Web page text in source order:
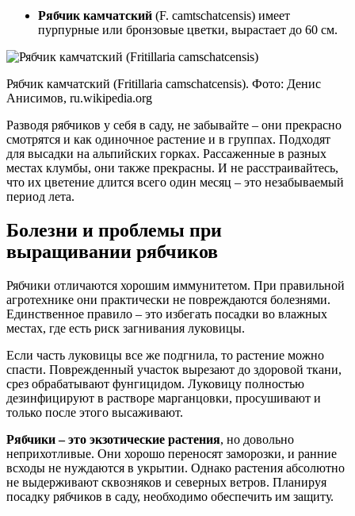
Рябчик камчатский (F. camtschatcensis) имеет
пурпурные или бронзовые цветки, вырастает до 60 см.
Рябчик камчатский (Fritillaria camschatcensis). Фото: Денис
Анисимов, ru.wikipedia.org
Разводя рябчиков у себя в саду, не забывайте – они прекрасно
смотрятся и как одиночное растение и в группах. Подходят
для высадки на альпийских горках. Рассаженные в разных
местах клумбы, они также прекрасны. И не расстраивайтесь,
что их цветение длится всего один месяц – это незабываемый
период лета.
Болезни и проблемы при
выращивании рябчиков
Рябчики отличаются хорошим иммунитетом. При правильной
агротехнике они практически не повреждаются болезнями.
Единственное правило – это избегать посадки во влажных
местах, где есть риск загнивания луковицы.
Если часть луковицы все же подгнила, то растение можно
спасти. Поврежденный участок вырезают до здоровой ткани,
срез обрабатывают фунгицидом. Луковицу полностью
дезинфицируют в растворе марганцовки, просушивают и
только после этого высаживают.
Рябчики – это экзотические растения, но довольно
неприхотливые. Они хорошо переносят заморозки, и ранние
всходы не нуждаются в укрытии. Однако растения абсолютно
не выдерживают сквозняков и северных ветров. Планируя
посадку рябчиков в саду, необходимо обеспечить им защиту.